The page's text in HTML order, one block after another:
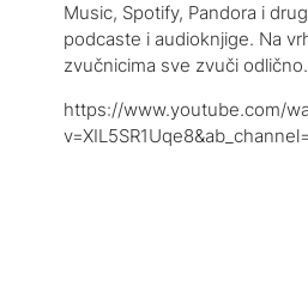
Music, Spotify, Pandora i
podcaste i audioknjige. Na
zvučnicima sve zvuči odlično.
https://www.youtube.com/